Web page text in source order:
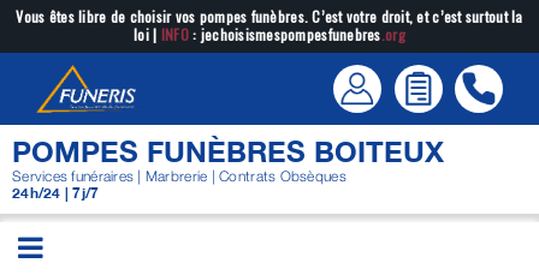
Passer
contenu
Vous êtes libre de choisir vos pompes funèbres. C’est votre droit, et c’est surtout la
loi | INFO: jechoisismespompesfunebres.org
POMPES FUNÈBRES BOITEUX
Services funéraires | Marbrerie | Contrats Obsèques
24h/24 | 7j/7